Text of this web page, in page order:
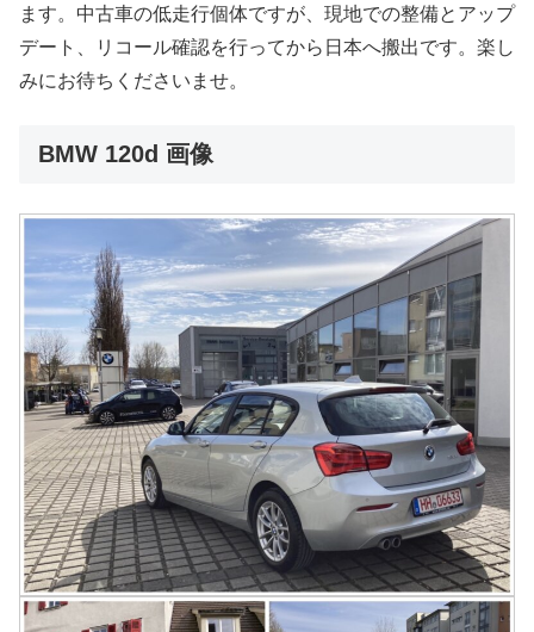
ます。中古車の低走行個体ですが、現地での整備とアップ
デート、リコール確認を行ってから日本へ搬出です。楽し
みにお待ちくださいませ。
BMW 120d 画像